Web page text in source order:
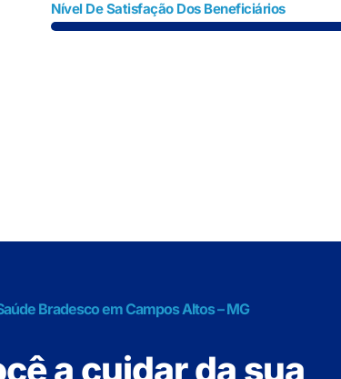
Nível De Satisfação Dos Beneficiários
Bradesco em Campos Altos – MG
a cuidar da sua